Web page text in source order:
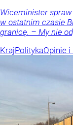
Wiceminister
w ostatnim czasie
granicę. – My nie
KrajPolitykaOpinie